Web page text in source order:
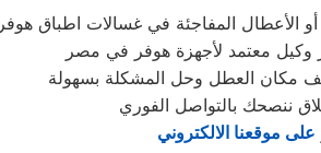
الأعطال المفاجئة في غسالات اطباق هوفر
مكان العطل وحل المشكلة بسهولة
ننصحك بالتواصل الفوري
على موقعنا الالكتروني